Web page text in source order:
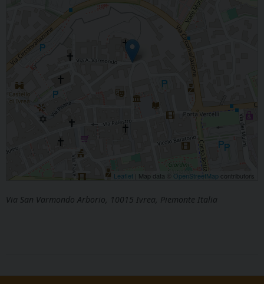
Leaflet | Map data © OpenStreetMap contributors
Via San Varmondo Arborio, 10015 Ivrea, Piemonte Italia